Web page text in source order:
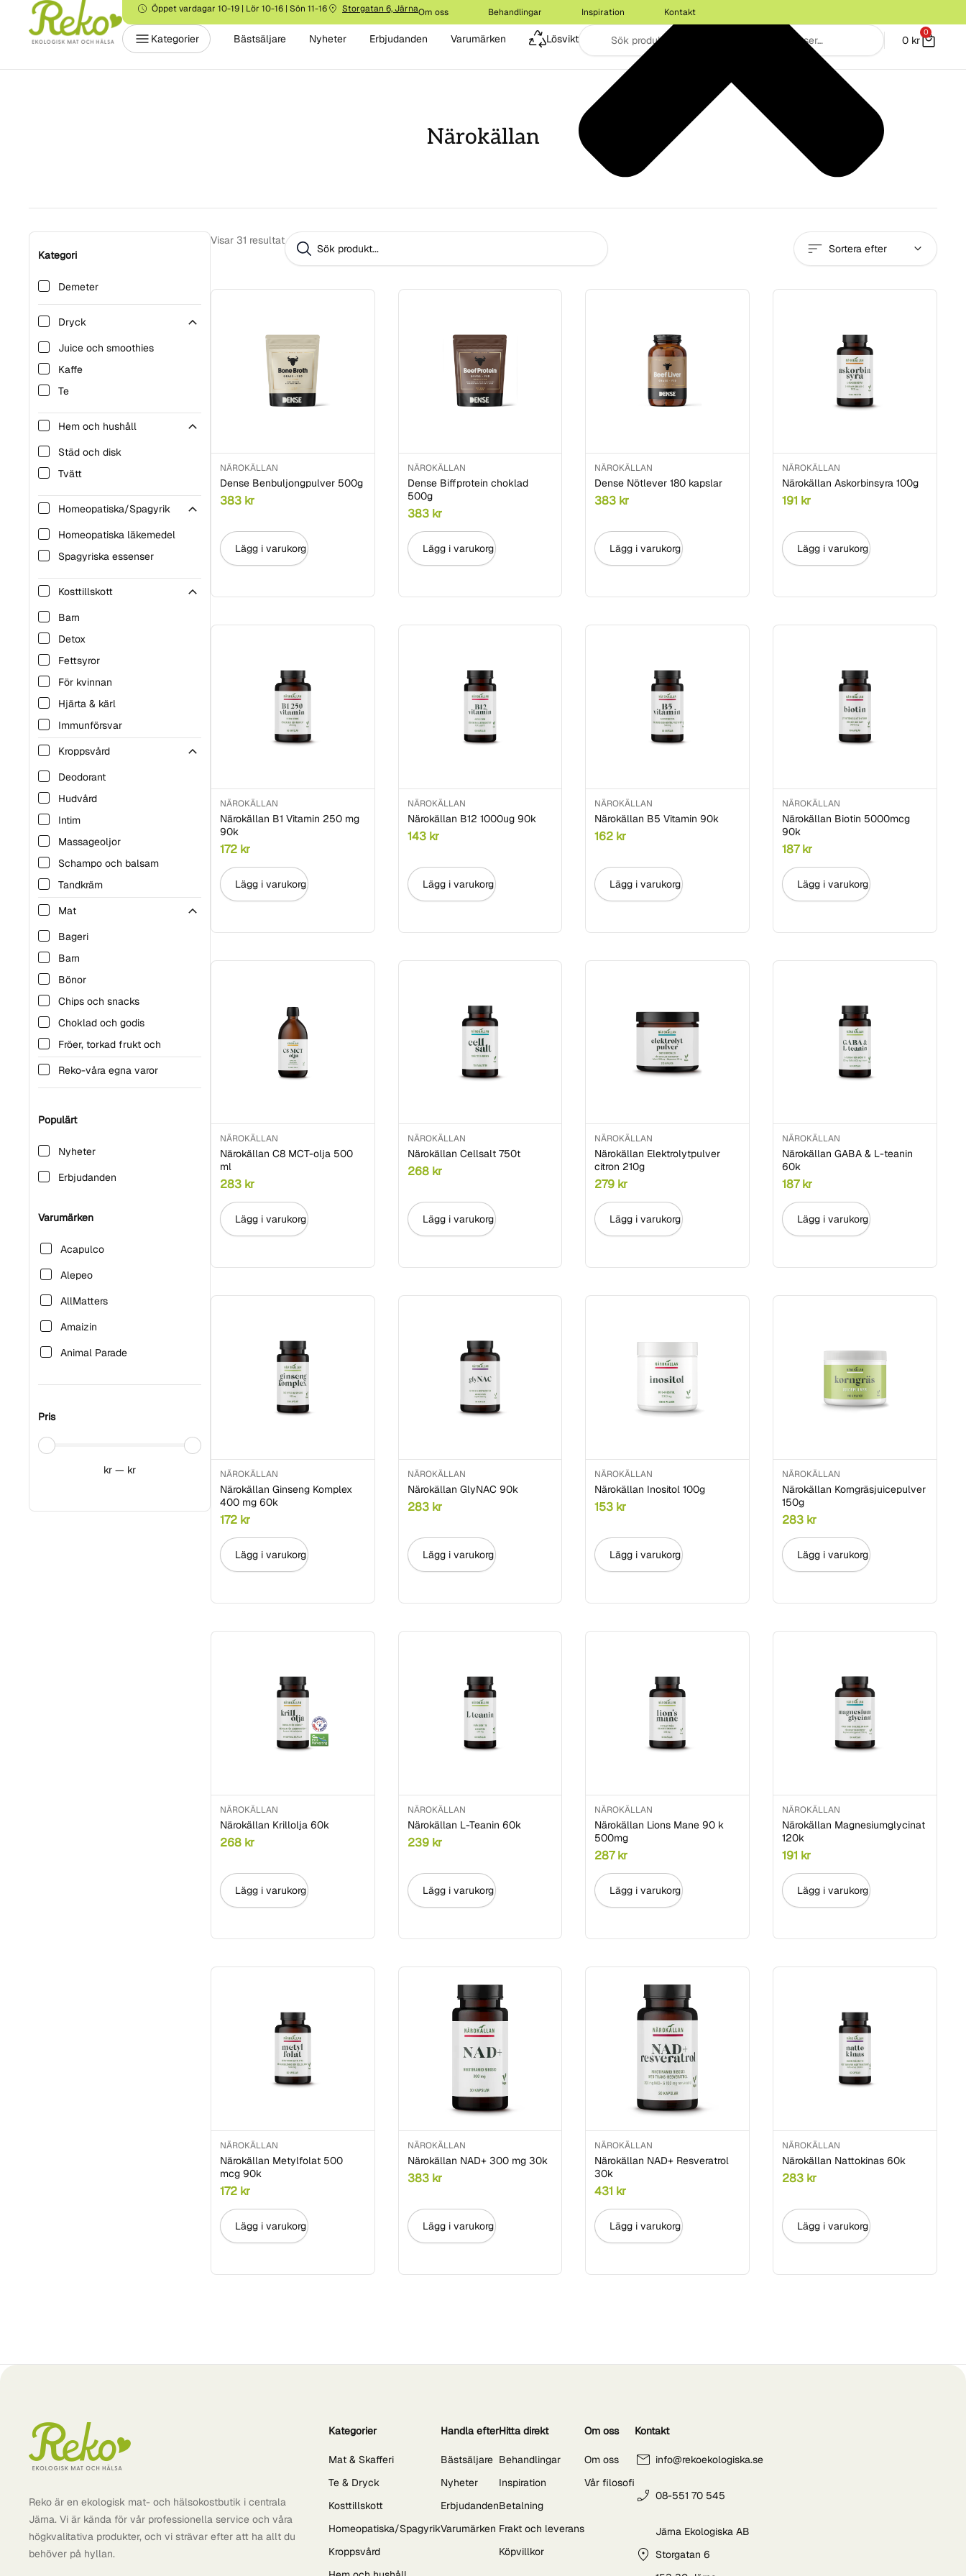
Öppet vardagar 10-19 | Lör 10-16 | Sön 11-16 Storgatan 6, JärnaOm oss Behandlingar Inspiration Kontakt
Kategorier Bästsäljare Nyheter Erbjudanden Varumärken Lösvikt 0 kr
0
Närokällan
Kategori
Demeter
Dryck
Juice och smoothies
Kaffe
Te
Hem och hushåll
Städ och disk
Tvätt
Homeopatiska/Spagyrik
Homeopatiska läkemedel
Spagyriska essenser
Kosttillskott
Barn
Detox
Fettsyror
För kvinnan
Hjärta & kärl
Immunförsvar
Leder & muskler
Kroppsvård
Deodorant
Hudvård
Intim
Massageoljor
Schampo och balsam
Tandkräm
Tvål och duschcreme
Mat
Bageri
Barn
Bönor
Chips och snacks
Choklad och godis
Fröer, torkad frukt och
nötter
Mjöl & gryn
Oljor och fetter
Sylt, marmelad & pålägg
Veganskt
Reko-våra egna varor
Populärt
Nyheter
Erbjudanden
Varumärken
Acapulco
Alepeo
AllMatters
Amaizin
Animal Parade
Clearspring
Pharma Nord
Raw Bite
Rawpowder
Salte
Sekem
Pris
kr— kr
Visar 31 resultat
NÄROKÄLLAN
Dense Benbuljongpulver 500g
383 kr
Lägg i varukorg
NÄROKÄLLAN
Dense Biffprotein choklad
500g
383 kr
Lägg i varukorg
NÄROKÄLLAN
Dense Nötlever 180 kapslar
383 kr
Lägg i varukorg
NÄROKÄLLAN
Närokällan Askorbinsyra 100g
191 kr
Lägg i varukorg
NÄROKÄLLAN
Närokällan B1 Vitamin 250 mg
90k
172 kr
Lägg i varukorg
NÄROKÄLLAN
Närokällan B12 1000ug 90k
143 kr
Lägg i varukorg
NÄROKÄLLAN
Närokällan B5 Vitamin 90k
162 kr
Lägg i varukorg
NÄROKÄLLAN
Närokällan Biotin 5000mcg
90k
187kr
Lägg i varukorg
NÄROKÄLLAN
Närokällan C8 MCT-olja 500
ml
283 kr
Lägg i varukorg
NÄROKÄLLAN
Närokällan Cellsalt 750t
268 kr
Lägg i varukorg
NÄROKÄLLAN
Närokällan Elektrolytpulver
citron 210g
279 kr
Lägg i varukorg
NÄROKÄLLAN
Närokällan GABA & L-teanin
60k
187kr
Lägg i varukorg
NÄROKÄLLAN
Närokällan Ginseng Komplex
400 mg 60k
172 kr
Lägg i varukorg
NÄROKÄLLAN
Närokällan GlyNAC 90k
283 kr
Lägg i varukorg
NÄROKÄLLAN
Närokällan Inositol 100g
153 kr
Lägg i varukorg
NÄROKÄLLAN
Närokällan Korngräsjuicepulver
150g
283 kr
Lägg i varukorg
NÄROKÄLLAN
Närokällan Krillolja 60k
268 kr
Lägg i varukorg
NÄROKÄLLAN
Närokällan L-Teanin 60k
239 kr
Lägg i varukorg
NÄROKÄLLAN
Närokällan Lions Mane 90 k
500mg
287kr
Lägg i varukorg
NÄROKÄLLAN
Närokällan Magnesiumglycinat
120k
191 kr
Lägg i varukorg
NÄROKÄLLAN
Närokällan Metylfolat 500
mcg 90k
172 kr
Lägg i varukorg
NÄROKÄLLAN
Närokällan NAD+ 300 mg 30k
383 kr
Lägg i varukorg
NÄROKÄLLAN
Närokällan NAD+ Resveratrol
30k
431 kr
Lägg i varukorg
NÄROKÄLLAN
Närokällan Nattokinas 60k
283 kr
Lägg i varukorg
Reko är en ekologisk mat- och hälsokostbutik i centrala
Järna. Vi är kända för vår professionella service och våra
högkvalitativa produkter, och vi strävar efter att ha allt du
behöver på hyllan.
Kategorier
Mat & Skafferi
Te & Dryck
Kosttillskott
Homeopatiska/Spagyrik
Kroppsvård
Handla efter
Bästsäljare
Nyheter
Erbjudanden
Varumärken
Hitta direkt
Behandlingar
Inspiration
Betalning
Frakt och leverans
Köpvillkor
Om oss
Om oss
Vår filosofi
Kontakt
info@rekoekologiska.se
08-551 70 545
Järna Ekologiska AB
Storgatan 6